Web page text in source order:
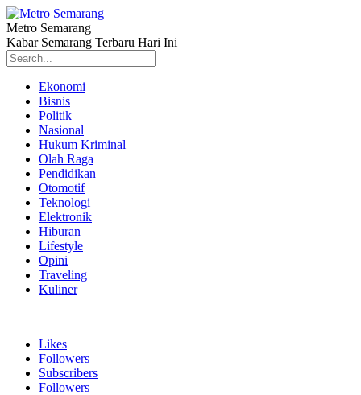
Metro Semarang
Kabar Semarang Terbaru Hari Ini
Ekonomi
Bisnis
Politik
Nasional
Hukum Kriminal
Olah Raga
Pendidikan
Otomotif
Teknologi
Elektronik
Hiburan
Lifestyle
Opini
Traveling
Kuliner
Likes
Followers
Subscribers
Followers